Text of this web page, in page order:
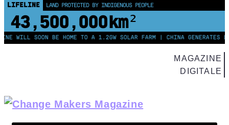
LIFELINE LAND PROTECTED BY INDIGENOUS PEOPLE
43,500,000km²
SOON BE HOME TO A 1.2GW SOLAR FARM | CHINA GENERATES
MAGAZINE
DIGITALE